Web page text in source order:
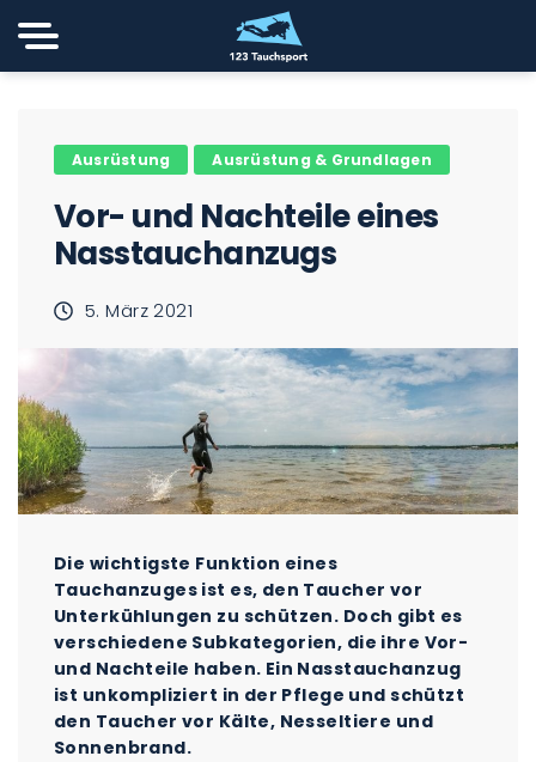
Ausrüstung Ausrüstung & Grundlagen
Vor- und Nachteile eines
Nasstauchanzugs
5. März 2021
Die wichtigste Funktion eines
Tauchanzuges ist es, den Taucher vor
Unterkühlungen zu schützen. Doch gibt es
verschiedene Subkategorien, die ihre Vor-
und Nachteile haben. Ein Nasstauchanzug
ist unkompliziert in der Pflege und schützt
den Taucher vor Kälte, Nesseltiere und
Sonnenbrand.